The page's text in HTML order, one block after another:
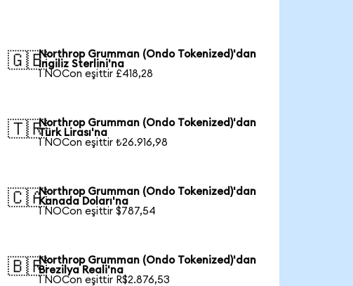
🇬🇧Northrop Grumman (Ondo Tokenized)'dan
İngiliz Sterlini'na
1 NOCon eşittir £418,28
🇹🇷Northrop Grumman (Ondo Tokenized)'dan
Türk Lirası'na
1 NOCon eşittir ₺26.916,98
🇨🇦Northrop Grumman (Ondo Tokenized)'dan
Kanada Doları'na
1 NOCon eşittir $787,54
🇧🇷Northrop Grumman (Ondo Tokenized)'dan
Brezilya Reali'na
1 NOCon eşittir R$2.876,53